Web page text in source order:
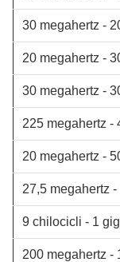
30 megahertz -
20 megahertz -
30 megahertz -
225 megahertz -
20 megahertz -
27,5 megahertz
9 chilocicli - 1
200 megahertz -